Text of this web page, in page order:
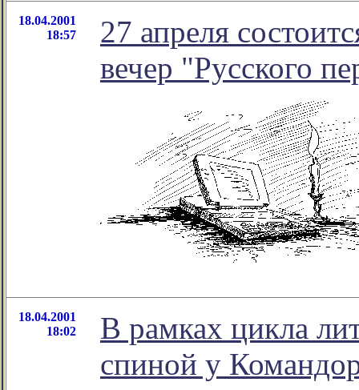
18.04.2001
18:57
27 апреля
вечер "Русского
18.04.2001
18:02
В рамках цикла
спиной у